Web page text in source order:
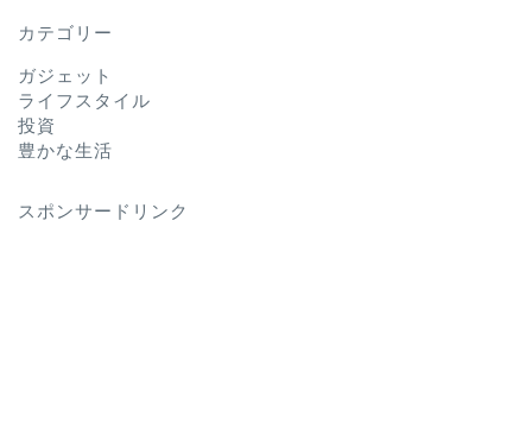
カテゴリー
ガジェット
ライフスタイル
投資
豊かな生活
スポンサードリンク